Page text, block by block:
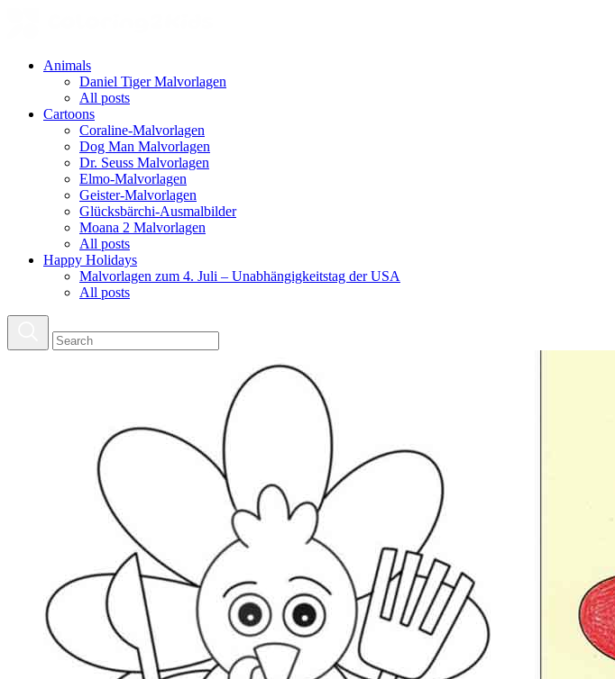
Animals
Daniel Tiger Malvorlagen
All posts
Cartoons
Coraline-Malvorlagen
Dog Man Malvorlagen
Dr. Seuss Malvorlagen
Elmo-Malvorlagen
Geister-Malvorlagen
Glücksbärchi-Ausmalbilder
Moana 2 Malvorlagen
All posts
Happy Holidays
Malvorlagen zum 4. Juli – Unabhängigkeitstag der USA
All posts